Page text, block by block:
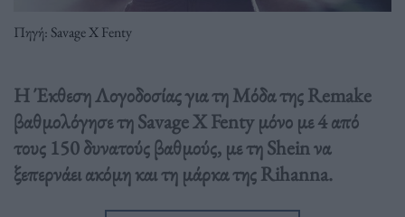
Πηγή: Savage X Fenty
H Έκθεση Λογοδοσίας για τη Μόδα της Remake
βαθμολόγησε τη Savage X Fenty μόνο με 4 από
τους 150 δυνατούς βαθμούς, με τη Shein να
ξεπερνάει ακόμη και τη μάρκα της Rihanna.